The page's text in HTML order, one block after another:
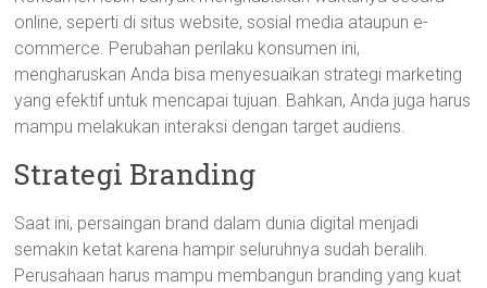
online, seperti di situs website, sosial media ataupun e-
commerce. Perubahan perilaku konsumen ini,
mengharuskan Anda bisa menyesuaikan strategi marketing
yang efektif untuk mencapai tujuan. Bahkan, Anda juga harus
mampu melakukan interaksi dengan target audiens.
Strategi Branding
Saat ini, persaingan brand dalam dunia digital menjadi
semakin ketat karena hampir seluruhnya sudah beralih.
Perusahaan harus mampu membangun branding yang kuat